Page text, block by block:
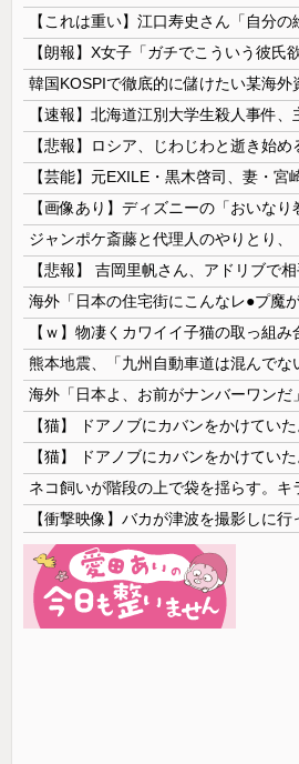
【悲報】ロシア、じわじわと逝き始め
【ｗ】物凄くカワイイ子猫の取っ組み
【衝撃映像】バカが津波を撮影しに行